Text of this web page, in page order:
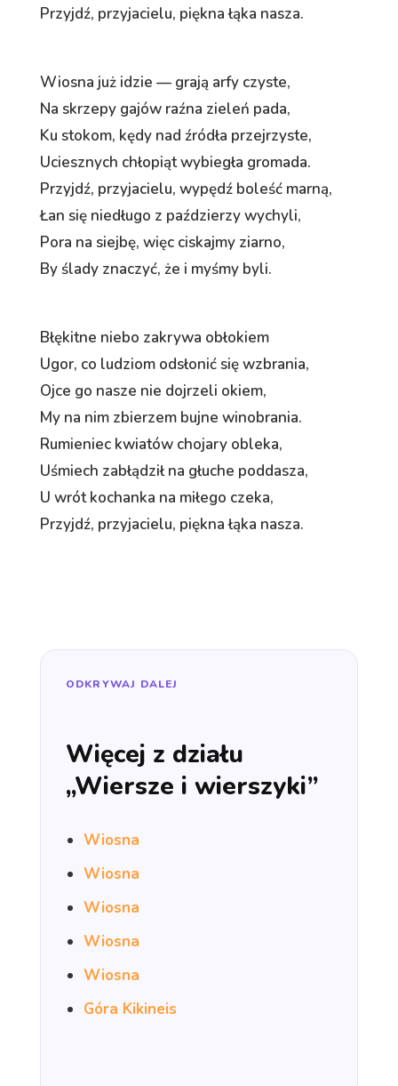
Przyjdź, przyjacielu, piękna łąka nasza.
Wiosna już idzie — grają arfy czyste,
Na skrzepy gajów raźna zieleń pada,
Ku stokom, kędy nad źródła przejrzyste,
Uciesznych chłopiąt wybiegła gromada.
Przyjdź, przyjacielu, wypędź boleść marną,
Łan się niedługo z paździerzy wychyli,
Pora na siejbę, więc ciskajmy ziarno,
By ślady znaczyć, że i myśmy byli.
Błękitne niebo zakrywa obłokiem
Ugor, co ludziom odsłonić się wzbrania,
Ojce go nasze nie dojrzeli okiem,
My na nim zbierzem bujne winobrania.
Rumieniec kwiatów chojary obleka,
Uśmiech zabłądził na głuche poddasza,
U wrót kochanka na miłego czeka,
Przyjdź, przyjacielu, piękna łąka nasza.
ODKRYWAJ DALEJ
Więcej z działu
„Wiersze i wierszyki”
Wiosna
Wiosna
Wiosna
Wiosna
Wiosna
Góra Kikineis